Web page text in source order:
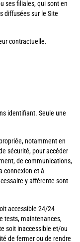
ses filiales, qui sont en
diffusées sur le Site
contractuelle.
identifiant. Seule une
notamment en
sécurité, pour accéder
de communications,
connexion et à
y afférente sont
accessible 24/24
tests, maintenances,
soit inaccessible et/ou
de fermer ou de rendre